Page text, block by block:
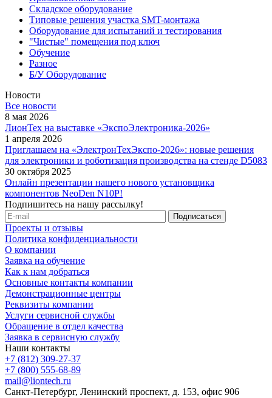
Складское оборудование
Типовые решения участка SMT-монтажа
Оборудование для испытаний и тестирования
"Чистые" помещения под ключ
Обучение
Разное
Б/У Оборудование
Новости
Все новости
8 мая 2026
ЛионТех на выставке «ЭкспоЭлектроника-2026»
1 апреля 2026
Приглашаем на «ЭлектронТехЭкспо-2026»: новые решения
для электроники и роботизация производства на стенде D5083
30 октября 2025
Онлайн презентации нашего нового установщика
компонентов NeoDen N10P!
Подпишитесь на нашу рассылку!
Проекты и отзывы
Политика конфиденциальности
О компании
Заявка на обучение
Как к нам добраться
Основные контакты компании
Демонстрационные центры
Реквизиты компании
Услуги сервисной службы
Обращение в отдел качества
Заявка в сервисную службу
Наши контакты
+7 (812) 309-27-37
+7 (800) 555-68-89
mail@liontech.ru
Санкт-Петербург, Ленинский проспект, д. 153, офис 906